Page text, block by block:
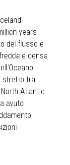
years
del flusso e
e densa
stretto tra
Atlantic
avuto